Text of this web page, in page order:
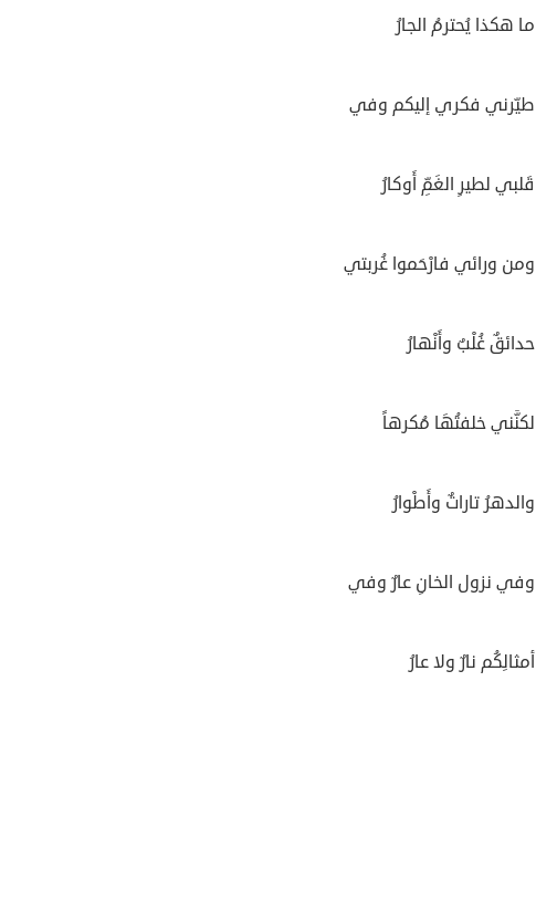
ما هكذا يُحترمُ الجارُ
طيّرني فكري إليكم وفي
قَلبي لطيرِ الغَمِّ أَوكارُ
ومن ورائي فارْحَموا غُربتي
حدائقٌ غُلْبٌ وأَنْهارُ
لكنَّني خلفتُهَا مُكرهاً
والدهرُ تاراتٌ وأَطْوارُ
وفي نزول الخانِ عارٌ وفي
أمثالِكُم نارٌ ولا عارُ